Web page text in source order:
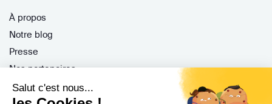
Salut c'est nous...
À propos
Notre blog
Presse
Nos partenaires
Nous contacter